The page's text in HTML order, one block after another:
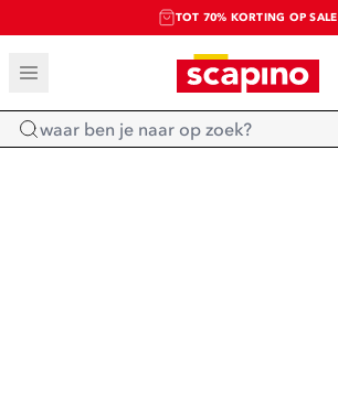
TOT 70% KORTING OP SALE
SALE: LAATSTE KANS!
SHOP NIEUW
Home